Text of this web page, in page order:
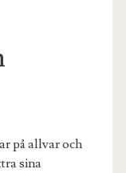
på allvar och
sina